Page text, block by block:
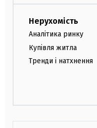
Нерухомість
Аналітика ринку
Купівля житла
Тренди і натхнення